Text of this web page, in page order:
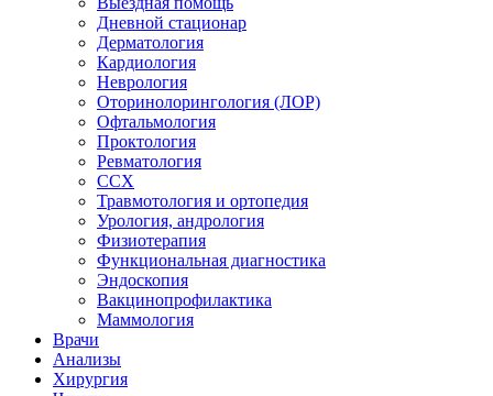
Дневной стационар
Дерматология
Кардиология
Неврология
Оторинолорингология (ЛОР)
Офтальмология
Проктология
Ревматология
ССХ
Травмотология и ортопедия
Урология, андрология
Физиотерапия
Функциональная диагностика
Эндоскопия
Вакцинопрофилактика
Маммология
Врачи
Анализы
Хирургия